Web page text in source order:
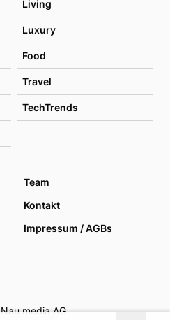
Living
Luxury
Food
Travel
TechTrends
Team
Kontakt
Impressum / AGBs
media AG